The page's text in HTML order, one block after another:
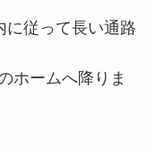
に従って長い通路
ホームへ降りま